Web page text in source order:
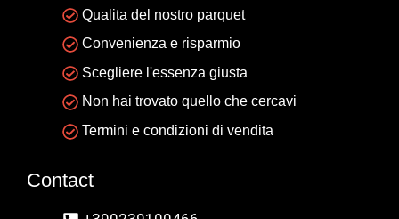
Qualita del nostro parquet
Convenienza e risparmio
Scegliere l'essenza giusta
Non hai trovato quello che cercavi
Termini e condizioni di vendita
Contact